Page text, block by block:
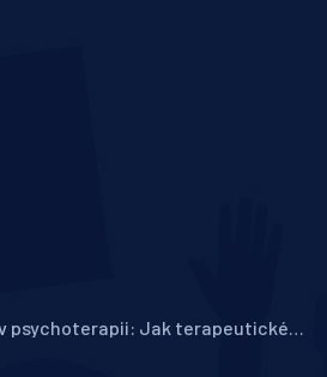
psychoterapii: Jak terapeutické